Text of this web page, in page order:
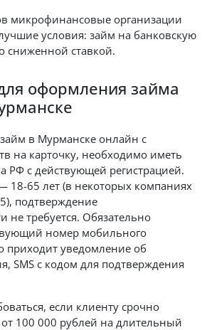
микрофинансовые организации
условия: займ на банковскую
сниженной ставкой.
оформления займа
в Мурманске онлайн с
на карточку, необходимо иметь
РФ с действующей регистрацией.
18-65 лет (в некоторых компаниях
подтверждение
не требуется. Обязательно
номер мобильного
приходит уведомление об
SMS с кодом для подтверждения
если клиенту срочно
100 000 рублей на длительный